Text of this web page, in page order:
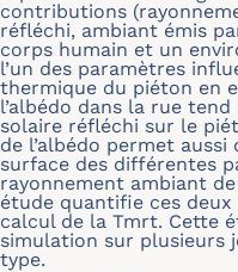
contributions
réfléchi, ambiant émis
corps humain et un
l’un des paramètres
thermique du piéton en
l’albédo dans la rue
solaire réfléchi sur le
de l’albédo permet
surface des différentes
rayonnement ambiant
étude quantifie ces
calcul de la Tmrt. Cette
simulation sur plusieurs
type.